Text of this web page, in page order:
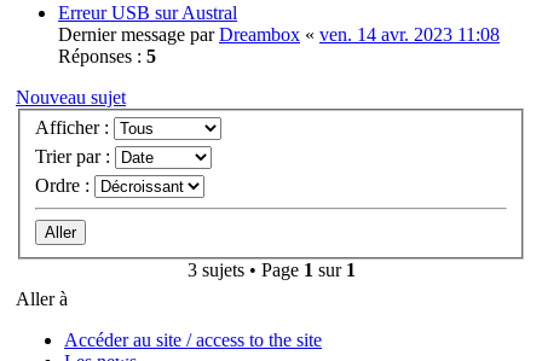
Erreur USB sur Austral
Dernier message parDreambox « ven. 14 avr. 2023 11:08
Réponses : 5
Nouveau sujet
Afficher :
Trier par :
Ordre :
3 sujets • Page 1 sur 1
Aller à
Accéder au site / access to the site